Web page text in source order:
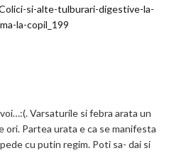
si-alte-tulburari-digestive-la-
la-copil_199
Varsaturile si febra arata un
ori. Partea urata e ca se manifesta
cu putin regim. Poti sa- dai si